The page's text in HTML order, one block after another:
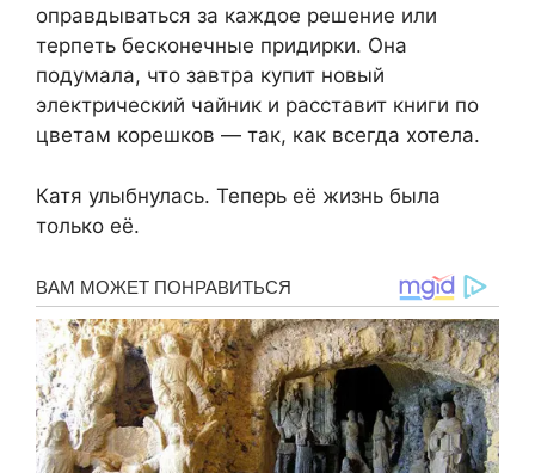
оправдываться за каждое решение или
терпеть бесконечные придирки. Она
подумала, что завтра купит новый
электрический чайник и расставит книги по
цветам корешков — так, как всегда хотела.
Катя улыбнулась. Теперь её жизнь была
только её.